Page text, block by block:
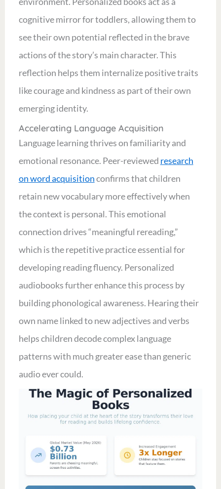
cognitive mirror for toddlers, allowing them to
see their own potential reflected in the brave
actions of the story’s main character. This
reflection helps them internalize positive traits
like courage and kindness as part of their own
emerging identity.
Accelerating Language Acquisition
Language learning thrives on familiarity and
emotional resonance. Peer-reviewed research
on word acquisitionconfirms that children
retain new vocabulary more effectively when
the context is personal. This emotional
connection drives “meaningful rereading,”
which is the repetitive practice essential for
developing reading fluency. Personalized
audiobooks further enhance this process by
building phonological awareness. Hearing their
own name linked to new adjectives and verbs
helps children decode complex language
patterns with much greater ease than generic
audio ever could.